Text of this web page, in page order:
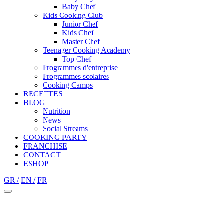
Baby Chef
Kids Cooking Club
Junior Chef
Kids Chef
Master Chef
Teenager Cooking Academy
Top Chef
Programmes d'entreprise
Programmes scolaires
Cooking Camps
RECETTES
BLOG
Nutrition
Νews
Social Streams
COOKING PARTY
FRANCHISE
CONTACT
ESHOP
GR / EN / FR